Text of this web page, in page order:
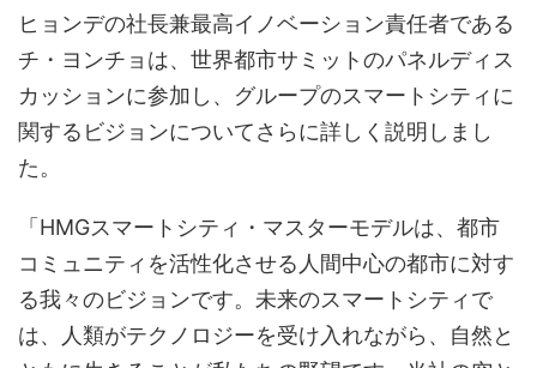
ヒョンデの社長兼最高イノベーション責任者である
チ・ヨンチョは、世界都市サミットのパネルディス
カッションに参加し、グループのスマートシティに
関するビジョンについてさらに詳しく説明しまし
た。
「HMGスマートシティ・マスターモデルは、都市
コミュニティを活性化させる人間中心の都市に対す
る我々のビジョンです。未来のスマートシティで
は、人類がテクノロジーを受け入れながら、自然と